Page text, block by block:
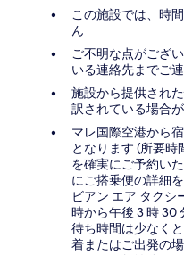
この施設では、時
ん
ご不明な点がござ
いる連絡先までご連
施設から提供され
訳されている場合
マレ国際空港から
となります (所要時
を確実にご予約い
にご搭乗便の詳細
ビアン エア タクシ
時から午後 3 時 30
待ち時間は少なく
着またはご出発の